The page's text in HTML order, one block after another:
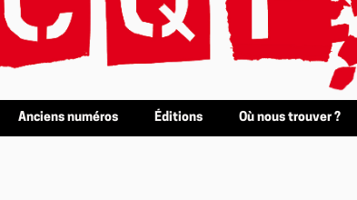
Anciens numéros Éditions Où nous trouver ?